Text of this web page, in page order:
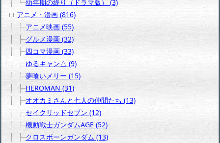
幼年期の終り（ドラマ版） (3)
アニメ・漫画 (816)
アニメ映画 (55)
グルメ漫画 (32)
四コマ漫画 (33)
ゆるキャン△ (9)
夢喰いメリー (15)
HEROMAN (31)
オオカミさんと七人の仲間たち (13)
セイクリッドセブン (12)
機動戦士ガンダムAGE (52)
クロスボーンガンダム (13)